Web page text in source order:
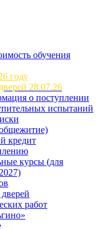
обучения
году
28.07.26
о поступлении
испытаний
кредит
курсы (для
работ